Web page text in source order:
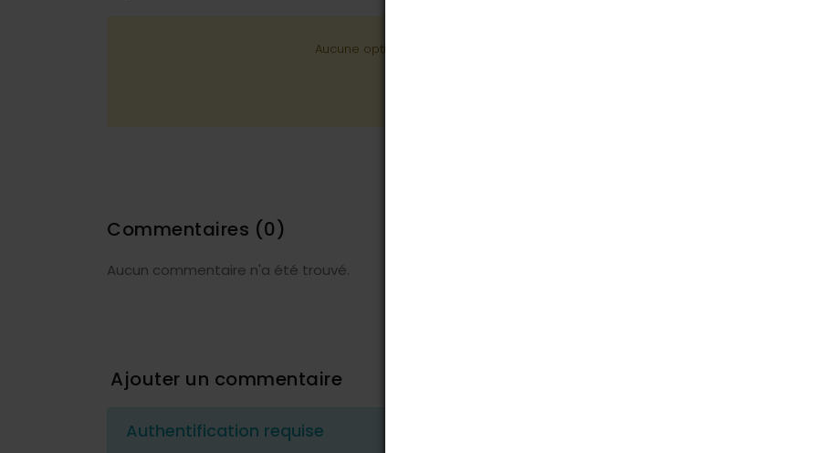
Aucune option n'a été entrée sur ce parc.
Commentaires (0)
Aucun commentaire n'a été trouvé.
Ajouter un commentaire
Authentification requise